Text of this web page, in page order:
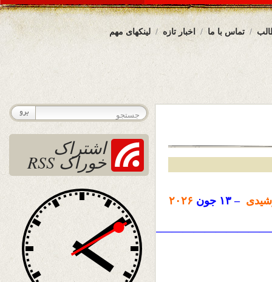
لینکهای مهم اخبار تازه تماس با ما
– ۱۳ جون ۲۰۲۶
اشتراک
خوراک RSS